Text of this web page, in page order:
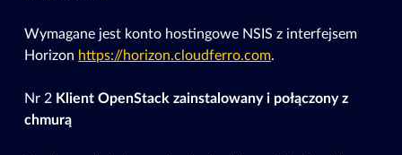
Wymagane jest konto hostingowe NSIS z interfejsem
Horizon https://horizon.cloudferro.com.
Nr 2 Klient OpenStack zainstalowany i połączony z
chmurą